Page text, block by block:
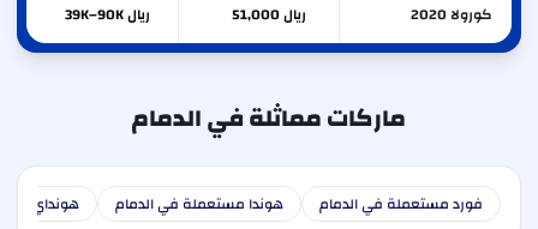
كورولا 2020 ريال 51,000 ريال 39K–90K
ماركات مماثلة في الدمام
فورد مستعملة في الدمام هوندا مستعملة في الدمام هونداي